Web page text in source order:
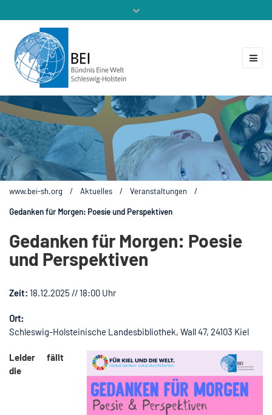
Mitglieder
www.bei-sh.org / Aktuelles / Veranstaltungen /
Gedanken für Morgen: Poesie und Perspektiven
Gedanken für Morgen: Poesie
und Perspektiven
Zeit: 18.12.2025 // 18:00 Uhr
Ort:
Schleswig-Holsteinische Landesbibliothek, Wall 47, 24103 Kiel
Leider fällt
die